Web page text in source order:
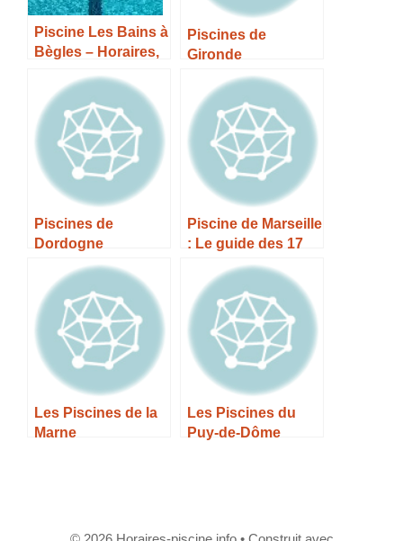
Piscine Les Bains à
Bègles – Horaires,
Piscines de
Gironde
Piscines de
Dordogne
Piscine de Marseille
: Le guide des 17
piscines
Les Piscines de la
Marne
Les Piscines du
Puy-de-Dôme